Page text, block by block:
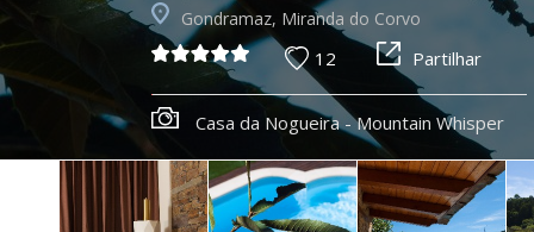
Gondramaz, Miranda do Corvo
12 Partilhar
Casa da Nogueira - Mountain Whisper